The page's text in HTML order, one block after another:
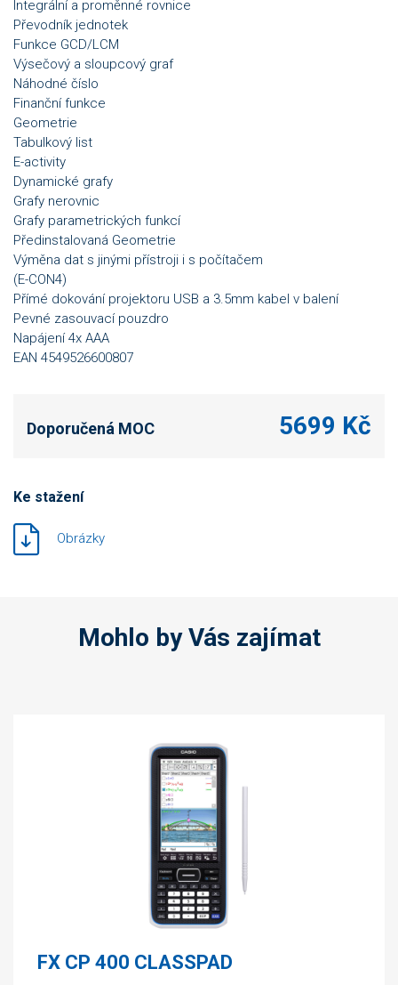
Integrální a proměnné rovnice
Převodník jednotek
Funkce GCD/LCM
Výsečový a sloupcový graf
Náhodné číslo
Finanční funkce
Geometrie
Tabulkový list
E-activity
Dynamické grafy
Grafy nerovnic
Grafy parametrických funkcí
Předinstalovaná Geometrie
Výměna dat s jinými přístroji i s počítačem
(E-CON4)
Přímé dokování projektoru USB a 3.5mm kabel v balení
Pevné zasouvací pouzdro
Napájení 4x AAA
EAN 4549526600807
Doporučená MOC 5699 Kč
Ke stažení
Obrázky
Mohlo by Vás zajímat
FX CP 400 CLASSPAD